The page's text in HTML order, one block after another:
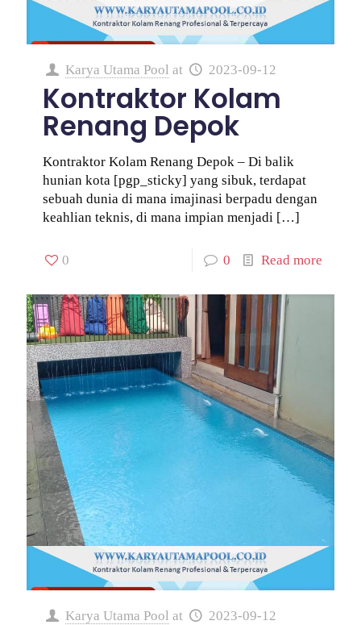
Karya Utama Pool at 2023-09-12
Kontraktor Kolam
Renang Depok
Kontraktor Kolam Renang Depok – Di balik
hunian kota [pgp_sticky] yang sibuk, terdapat
sebuah dunia di mana imajinasi berpadu dengan
keahlian teknis, di mana impian menjadi […]
0 0 Read more
Karya Utama Pool at 2023-09-12